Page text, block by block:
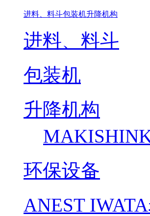
进料、料斗包装机升降机构
进料、料斗
包装机
升降机构
环保设备
ANEST